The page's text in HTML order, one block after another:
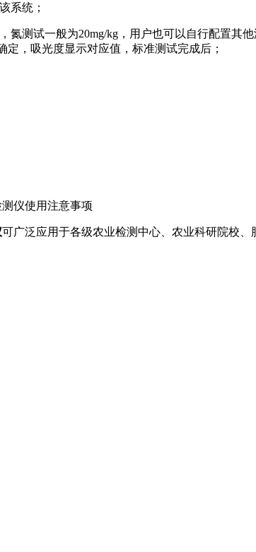
系统；
测试一般为20mg/kg，用户也可以自行配置其
，吸光度显示对应值，标准测试完成后；
可广泛应用于各级农业检测中心、农业科研院校